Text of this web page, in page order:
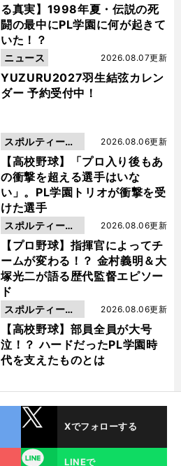
る真実】1998年夏・伝説の死
闘の最中にPL学園に何が起きて
いた！？
YUZURU2027羽生結弦カレン
ダー 予約受付中！
2026.08.07更新
ニュース
【高校野球】「プロ入り後もあ
の衝撃を超える選手はいな
い」。PL学園トリオが衝撃を受
けた選手
2026.08.06更新
スポルティーバ
動画
【プロ野球】指揮官によってチ
ームが変わる！？ 金村義明＆大
塚光二が語る歴代監督エピソー
ド
2026.08.06更新
スポルティーバ
動画
【高校野球】部員全員が大号
泣！？ ハードだったPL学園時
代を支えたものとは
2026.08.06更新
スポルティーバ
動画
Xでフォローする
LINE
LINEで